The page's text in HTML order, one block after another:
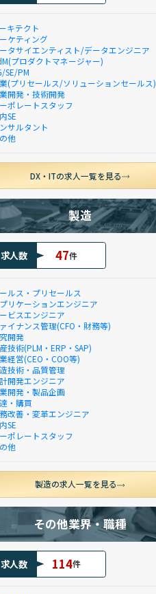
キテクト
ケティング
タサイエンティスト/データエンジニア
プロダクトマネージャー)
SE/PM
(プリセールス/ソリューションセールス)
開発・技術開発
ポレートスタッフ
SE
サルタント
他
DX・ITの求人一覧を見る
製造
求人数 47件
ルス・プリセールス
リケーションエンジニア
ビスエンジニア
イナンス管理(CFO・財務等)
開発
技術(PLM・ERP・SAP)
経営(CEO・COO等)
技術・品質管理
開発エンジニア
開発・製品企画
・購買
改善・変革エンジニア
SE
ポレートスタッフ
他
製造の求人一覧を見る
その他業界・職種
求人数 114件